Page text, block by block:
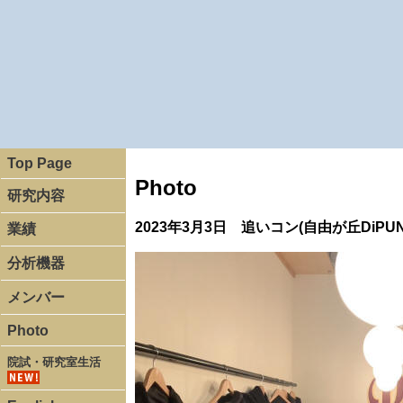
Top Page
研究内容
業績
分析機器
メンバー
Photo
院試・研究室生活
Photo
2023年3月3日 追いコン(自由が丘